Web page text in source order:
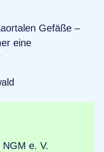
Gefäße –
eine
e. V.